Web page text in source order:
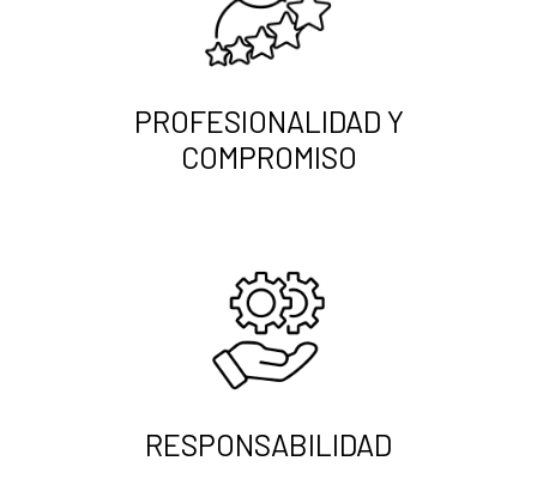
PROFESIONALIDAD Y
COMPROMISO
RESPONSABILIDAD